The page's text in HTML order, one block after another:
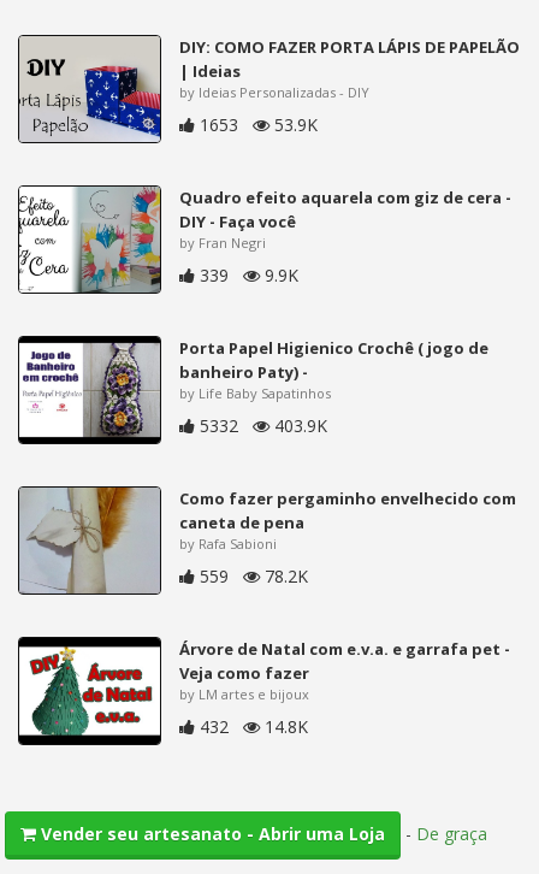
DIY: COMO FAZER PORTA LÁPIS DE PAPELÃO
| Ideias
by Ideias Personalizadas - DIY
1653 53.9K
Quadro efeito aquarela com giz de cera -
DIY - Faça você
by Fran Negri
339 9.9K
Porta Papel Higienico Crochê ( jogo de
banheiro Paty) -
by Life Baby Sapatinhos
5332 403.9K
Como fazer pergaminho envelhecido com
caneta de pena
by Rafa Sabioni
559 78.2K
Árvore de Natal com e.v.a. e garrafa pet -
Veja como fazer
by LM artes e bijoux
432 14.8K
Vender seu artesanato - Abrir uma Loja - De graça